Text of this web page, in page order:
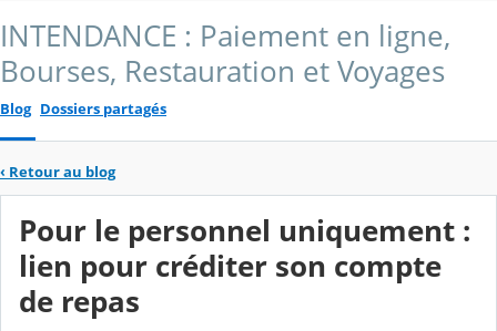
INTENDANCE : Paiement en ligne,
Bourses, Restauration et Voyages
Blog Dossiers partagés
‹ Retour au blog
Pour le personnel uniquement :
lien pour créditer son compte
de repas